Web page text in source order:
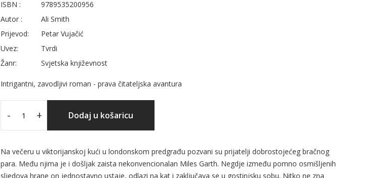
ISBN :
9789535200956
Autor :
Ali Smith
Prijevod:
Petar Vujačić
Uvez:
Tvrdi
Žanr:
Svjetska književnost
Intrigantni, zavodljivi roman - prava čitateljska avantura
- + Dodaj u košaricu
Na večeru u viktorijanskoj kući u londonskom predgrađu pozvani su prijatelji dobrostojećeg bračnog
para. Među njima je i došljak zaista nekonvencionalan Miles Garth. Negdje između pomno osmišljenih
sljedova hrane on jednostavno ustaje, odlazi na kat i zaključava se u gostinjsku sobu. Nitko ne zna